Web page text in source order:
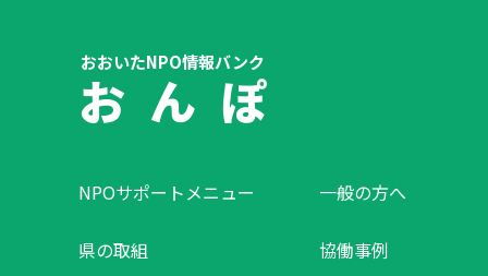
おおいたNPO情報バンク
お ん ぽ
NPOサポートメニュー 一般の方へ
県の取組 協働事例